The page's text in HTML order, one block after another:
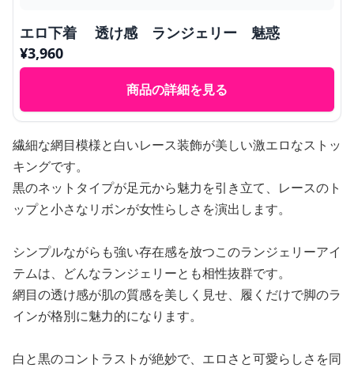
エロ下着 透け感 ランジェリー 魅惑
¥3,960
商品の詳細を見る
繊細な網目模様と白いレース装飾が美しい激エロなストッ
キングです。
黒のネットタイプが足元から魅力を引き立て、レースのト
ップと小さなリボンが女性らしさを演出します。
シンプルながらも強い存在感を放つこのランジェリーアイ
テムは、どんなランジェリーとも相性抜群です。
網目の透け感が肌の質感を美しく見せ、履くだけで脚のラ
インが格別に魅力的になります。
白と黒のコントラストが絶妙で、エロさと可愛らしさを同